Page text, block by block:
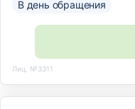
В день обращения
Лиц. №3311